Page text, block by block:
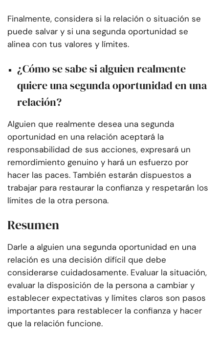
Finalmente, considera si la relación o situación se
puede salvar y si una segunda oportunidad se
alinea con tus valores y límites.
¿Cómo se sabe si alguien realmente
quiere una segunda oportunidad en una
relación?
Alguien que realmente desea una segunda
oportunidad en una relación aceptará la
responsabilidad de sus acciones, expresará un
remordimiento genuino y hará un esfuerzo por
hacer las paces. También estarán dispuestos a
trabajar para restaurar la confianza y respetarán los
límites de la otra persona.
Resumen
Darle a alguien una segunda oportunidad en una
relación es una decisión difícil que debe
considerarse cuidadosamente. Evaluar la situación,
evaluar la disposición de la persona a cambiar y
establecer expectativas y límites claros son pasos
importantes para restablecer la confianza y hacer
que la relación funcione.